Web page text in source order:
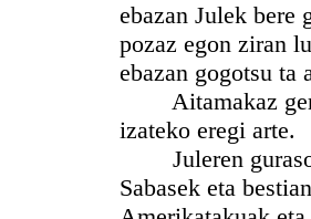
ebazan Julek bere
pozaz egon ziran
ebazan gogotsu ta
Aitamakaz
izateko eregi arte.
Juleren guraso
Sabasek eta